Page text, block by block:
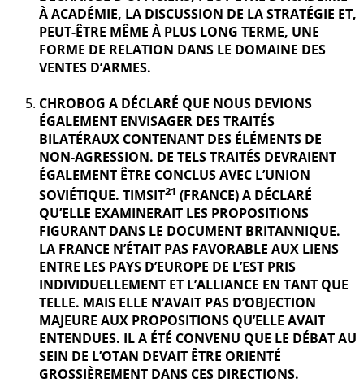
À ACADÉMIE, LA DISCUSSION DE LA STRATÉGIE ET,
PEUT-ÊTRE MÊME À PLUS LONG TERME, UNE
FORME DE RELATION DANS LE DOMAINE DES
VENTES D’ARMES.
CHROBOG A DÉCLARÉ QUE NOUS DEVIONS
ÉGALEMENT ENVISAGER DES TRAITÉS
BILATÉRAUX CONTENANT DES ÉLÉMENTS DE
NON-AGRESSION. DE TELS TRAITÉS DEVRAIENT
ÉGALEMENT ÊTRE CONCLUS AVEC L’UNION
SOVIÉTIQUE. TIMSIT21 (FRANCE) A DÉCLARÉ
QU’ELLE EXAMINERAIT LES PROPOSITIONS
FIGURANT DANS LE DOCUMENT BRITANNIQUE.
LA FRANCE N’ÉTAIT PAS FAVORABLE AUX LIENS
ENTRE LES PAYS D’EUROPE DE L’EST PRIS
INDIVIDUELLEMENT ET L’ALLIANCE EN TANT QUE
TELLE. MAIS ELLE N’AVAIT PAS D’OBJECTION
MAJEURE AUX PROPOSITIONS QU’ELLE AVAIT
ENTENDUES. IL A ÉTÉ CONVENU QUE LE DÉBAT AU
SEIN DE L’OTAN DEVAIT ÊTRE ORIENTÉ
GROSSIÈREMENT DANS CES DIRECTIONS.